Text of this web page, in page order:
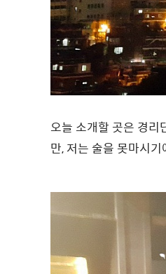
오늘 소개할 곳은 경리
만, 저는 술을 못마시